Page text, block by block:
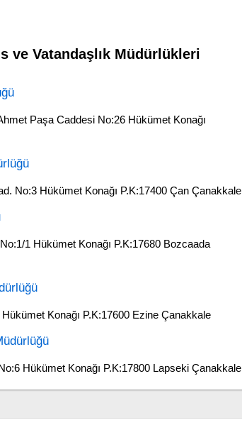
ve Vatandaşlık Müdürlükleri
Paşa Caddesi No:26 Hükümet Konağı
No:3 Hükümet Konağı P.K:17400 Çan Çanakkale
1 Hükümet Konağı P.K:17680 Bozcaada
Konağı P.K:17600 Ezine Çanakkale
Hükümet Konağı P.K:17800 Lapseki Çanakkale